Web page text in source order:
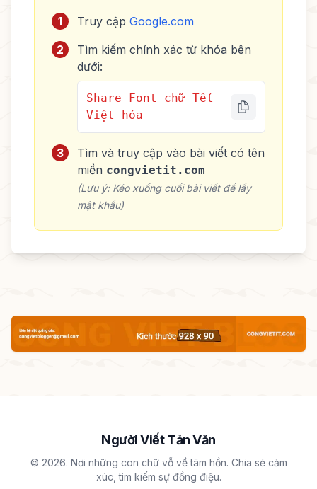
1 Truy cập Google.com
2
Tìm kiếm chính xác từ khóa bên
dưới:
Share Font chữ Tết
Việt hóa
3
Tìm và truy cập vào bài viết có tên
miền congvietit.com
(Lưu ý: Kéo xuống cuối bài viết để lấy
mật khẩu)
Người Viết Tản Văn
© 2026. Nơi những con chữ vỗ về tâm hồn. Chia sẻ cảm
xúc, tìm kiếm sự đồng điệu.